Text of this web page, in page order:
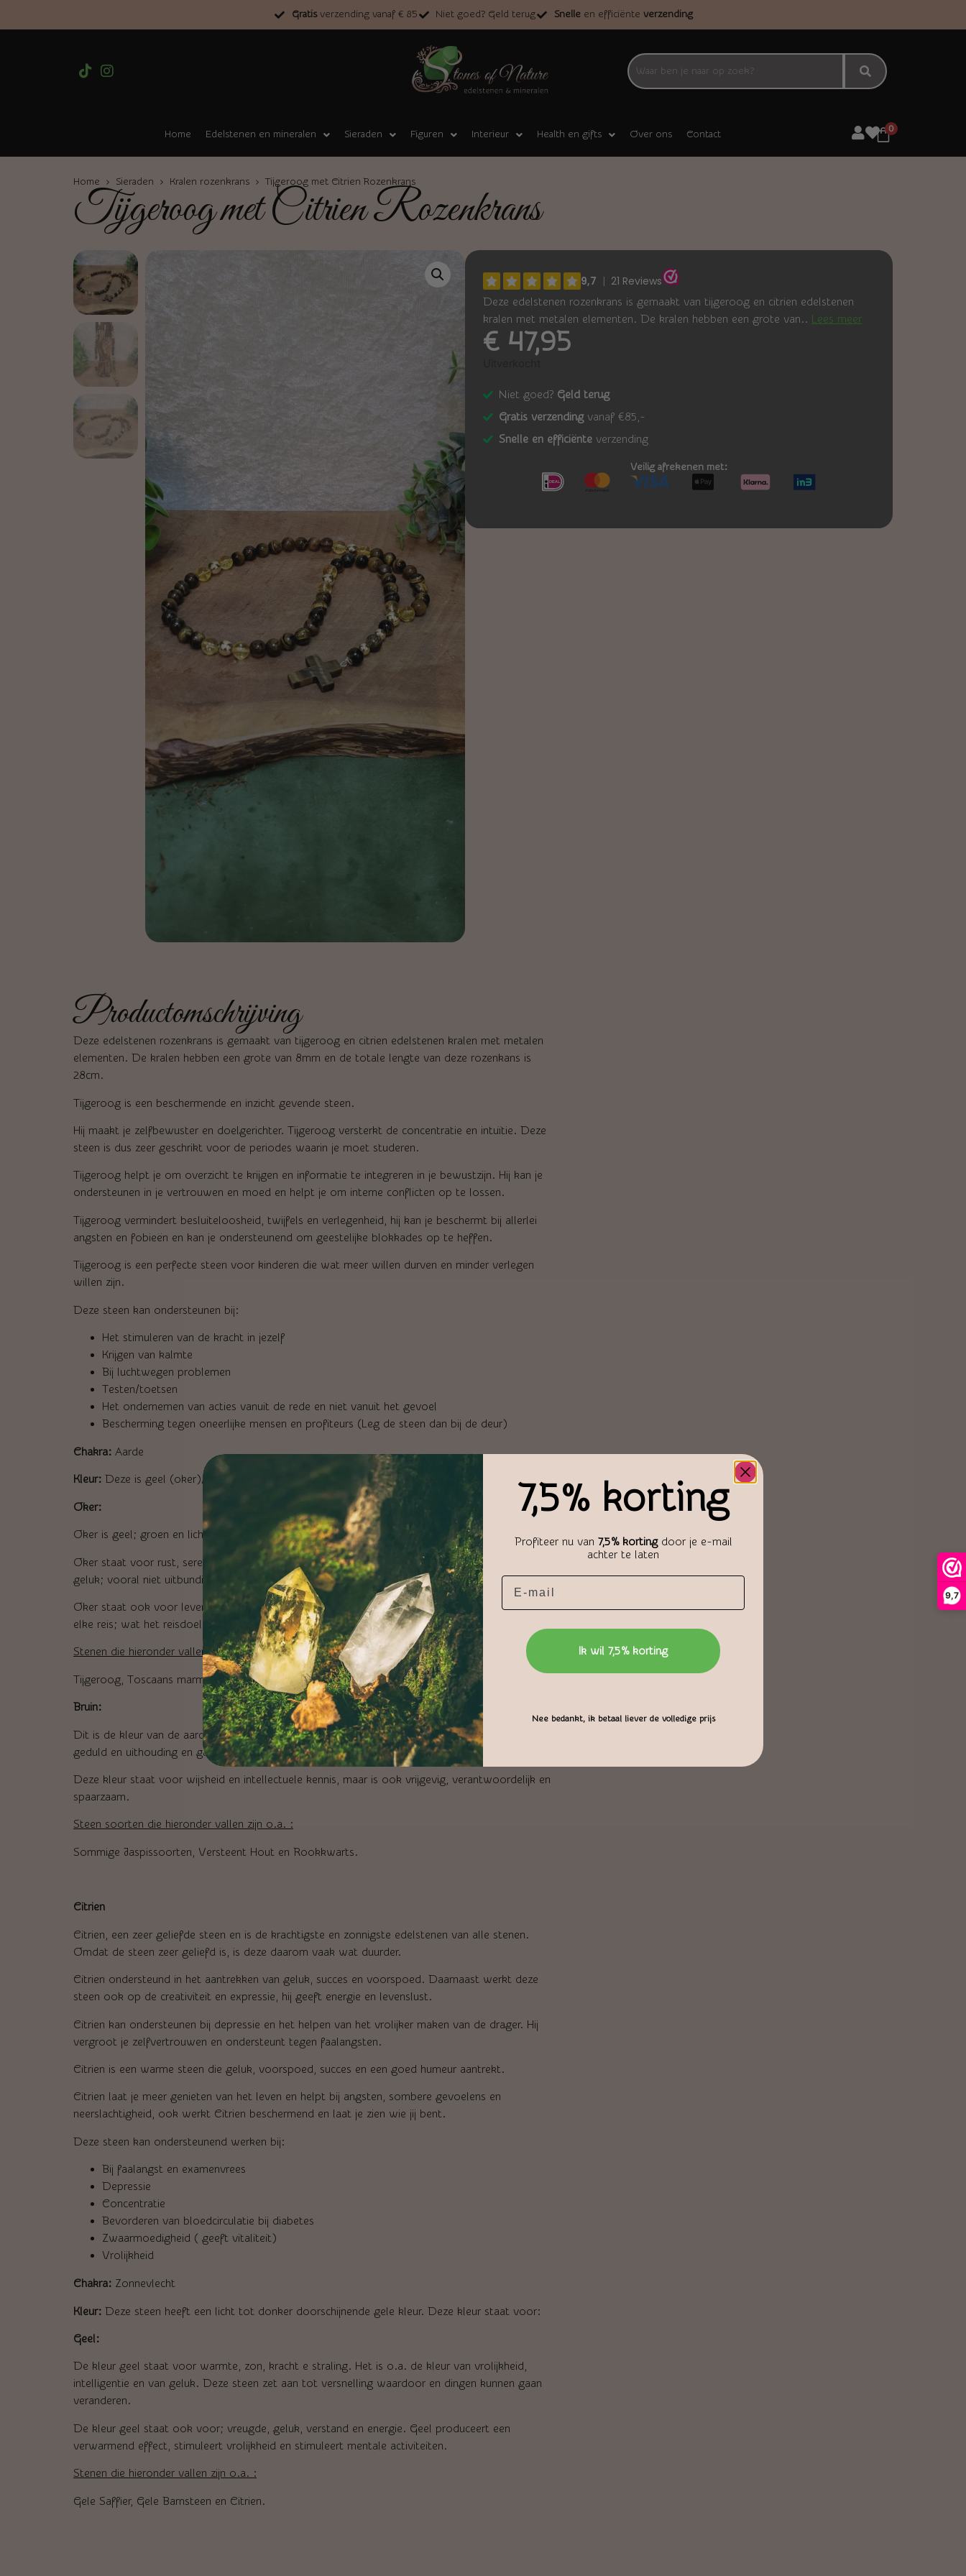
9,7
Gratisverzending vanaf € 85 Niet goed? Geld terug Snelleen efficiënte verzending
Home Edelstenen en mineralen Sieraden Figuren Interieur Health en gifts Over ons Contact
0
Home › Sieraden › Kralen rozenkrans › Tijgeroog met Citrien Rozenkrans
Tijgeroog met Citrien Rozenkrans
Deze edelstenen rozenkrans is gemaakt van tijgeroog en citrien edelstenen
kralen met metalen elementen. De kralen hebben een grote van.. Lees meer
€47,95
Niet goed? Geld terug
Gratis verzending vanaf €85,-
Snelle en efficiënte verzending
Veilig afrekenen met:
Productomschrijving
Deze edelstenen rozenkrans is gemaakt van tijgeroog en citrien edelstenen kralen met metalen
elementen. De kralen hebben een grote van 8mm en de totale lengte van deze rozenkans is
28cm.
Tijgeroog is een beschermende en inzicht gevende steen.
Hij maakt je zelfbewuster en doelgerichter. Tijgeroog versterkt de concentratie en intuïtie. Deze
steen is dus zeer geschrikt voor de periodes waarin je moet studeren.
Tijgeroog helpt je om overzicht te krijgen en informatie te integreren in je bewustzijn. Hij kan je
ondersteunen in je vertrouwen en moed en helpt je om interne conflicten op te lossen.
Tijgeroog vermindert besluiteloosheid, twijfels en verlegenheid, hij kan je beschermt bij allerlei
angsten en fobieën en kan je ondersteunend om geestelijke blokkades op te heffen.
Tijgeroog is een perfecte steen voor kinderen die wat meer willen durven en minder verlegen
willen zijn.
Deze steen kan ondersteunen bij:
Het stimuleren van de kracht in jezelf
Krijgen van kalmte
Bij luchtwegen problemen
Testen/toetsen
Het ondernemen van acties vanuit de rede en niet vanuit het gevoel
Bescherming tegen oneerlijke mensen en profiteurs (Leg de steen dan bij de deur)
Chakra: Aarde
Kleur: Deze is geel (oker)/bruin van kleur met strepen. Deze kleuren staan voor:
Oker:
Oker is geel; groen en lichtbruin achtige tinten.
Oker staat voor rust, sereniteit en kalmte. Deze kleur staat voor ingehouden vrolijkheid en
geluk; vooral niet uitbundig, maar meer voor kalmte.
Oker staat ook voor levenslust, vrijheid van handelen en voor reis lust. Oker onderneemt graag
elke reis; wat het reisdoel ook mag zijn.
Stenen die hieronder vallen zijn o.a. :
Tijgeroog, Toscaans marmer en Gele Jaspis.
Bruin:
Dit is de kleur van de aarde en van geworteld zijn in de grond. Deze kleur staat symbool voor
geduld en uithouding en gaat gepaard met een stabiele en sterke persoonlijkheid.
Deze kleur staat voor wijsheid en intellectuele kennis, maar is ook vrijgevig, verantwoordelijk en
spaarzaam.
Steen soorten die hieronder vallen zijn o.a. :
Sommige Jaspissoorten, Versteent Hout en Rookkwarts.
Citrien
Citrien, een zeer geliefde steen en is de krachtigste en zonnigste edelstenen van alle stenen.
Omdat de steen zeer geliefd is, is deze daarom vaak wat duurder.
Citrien ondersteund in het aantrekken van geluk, succes en voorspoed. Daarnaast werkt deze
steen ook op de creativiteit en expressie, hij geeft energie en levenslust.
Citrien kan ondersteunen bij depressie en het helpen van het vrolijker maken van de drager. Hij
vergroot je zelfvertrouwen en ondersteunt tegen faalangsten.
Citrien is een warme steen die geluk, voorspoed, succes en een goed humeur aantrekt.
Citrien laat je meer genieten van het leven en helpt bij angsten, sombere gevoelens en
neerslachtigheid, ook werkt Citrien beschermend en laat je zien wie jij bent.
Deze steen kan ondersteunend werken bij:
Bij faalangst en examenvrees
Depressie
Concentratie
Bevorderen van bloedcirculatie bij diabetes
Zwaarmoedigheid ( geeft vitaliteit)
Vrolijkheid
Chakra: Zonnevlecht
Kleur: Deze steen heeft een licht tot donker doorschijnende gele kleur. Deze kleur staat voor:
Geel:
De kleur geel staat voor warmte, zon, kracht e straling. Het is o.a. de kleur van vrolijkheid,
intelligentie en van geluk. Deze steen zet aan tot versnelling waardoor en dingen kunnen gaan
veranderen.
De kleur geel staat ook voor; vreugde, geluk, verstand en energie. Geel produceert een
verwarmend effect, stimuleert vrolijkheid en stimuleert mentale activiteiten.
Stenen die hieronder vallen zijn o.a. :
Gele Saffier, Gele Barnsteen en Citrien.
7,5% korting
Profiteer nu van 7,5% kortingdoor je e-mail
achter te laten
Ik wil 7,5% korting
Nee bedankt, ik betaal liever de volledige prijs